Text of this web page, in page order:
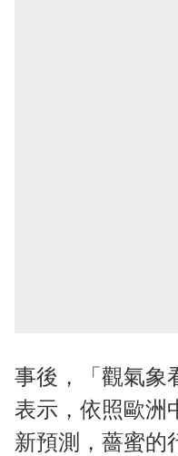
事後，「觀氣象
表示，依照歐洲
新預測，薔蜜的